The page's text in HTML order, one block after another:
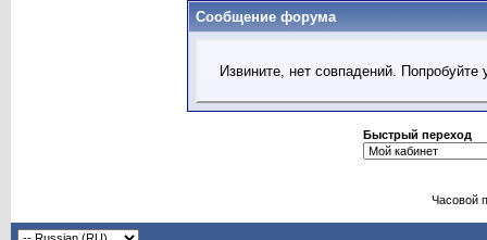
Сообщение форума
Извините, нет совпадений.
Быстрый переход
Часовой